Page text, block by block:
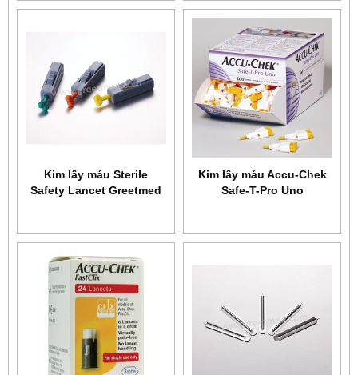
Kim lấy máu Sterile
Safety Lancet Greetmed
Kim lấy máu Accu-Chek
Safe-T-Pro Uno